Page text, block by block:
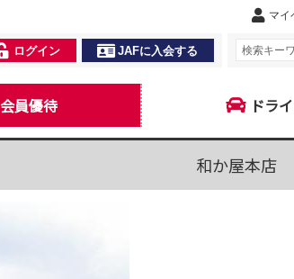
マイ
ログイン JAFに入会する
会員優待 ドラ
和か屋本店